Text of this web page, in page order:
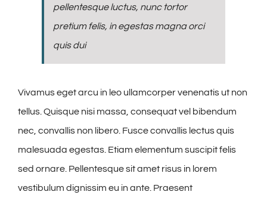
pellentesque luctus, nunc tortor
pretium felis, in egestas magna orci
quis dui
Vivamus eget arcu in leo ullamcorper venenatis ut non
tellus. Quisque nisi massa, consequat vel bibendum
nec, convallis non libero. Fusce convallis lectus quis
malesuada egestas. Etiam elementum suscipit felis
sed ornare. Pellentesque sit amet risus in lorem
vestibulum dignissim eu in ante. Praesent